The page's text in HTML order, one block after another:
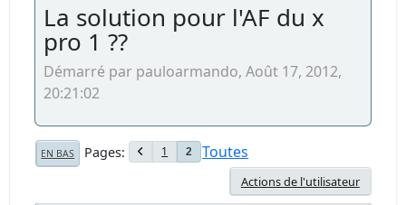
La solution pour l'AF du x
pro 1 ??
Démarré par pauloarmando, Août 17, 2012,
20:21:02
EN BAS Pages 1 2 Toutes
Actions de l'utilisateur